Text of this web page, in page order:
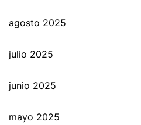
agosto 2025
julio 2025
junio 2025
mayo 2025